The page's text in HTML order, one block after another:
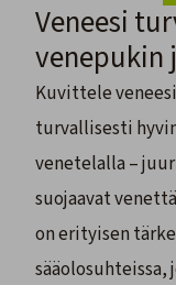
Veneesi
venepukin
Kuvittele
turvallisesti
venetelalla –
suojaavat
on erityisen
sääolosuhteissa,